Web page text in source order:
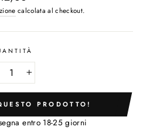
calcolata al checkout.
PRODOTTO!
entro 18-25 giorni